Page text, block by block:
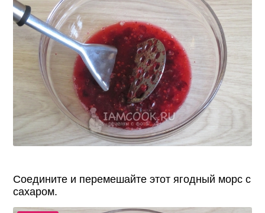
Соедините и перемешайте этот ягодный морс с
сахаром.